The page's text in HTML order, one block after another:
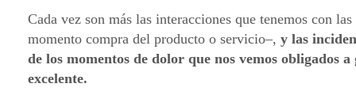
Cada vez son más las interacciones que tenemos con
momento compra del producto o servicio–, y las
de los momentos de dolor que nos vemos obligados
excelente.